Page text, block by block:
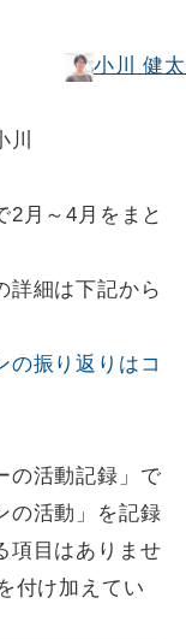
小川 健太
2月～4月をまと
詳細は下記から
の振り返りはコ
の活動記録」で
の活動」を記録
項目はありませ
付け加えてい